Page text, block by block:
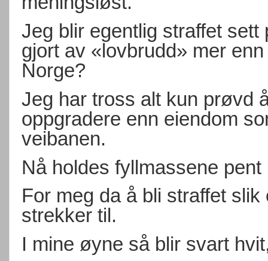
Jeg blir egentlig straffet
gjort av «lovbrudd» mer
Norge?
Jeg har tross alt kun prøvd
oppgradere enn eiendom
veibanen.
Nå holdes fyllmassene pent
For meg da å bli straffet
strekker til.
I mine øyne så blir svart